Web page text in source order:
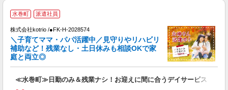
水巻町 派遣社員
株式会社kotrio /●FK-H-2028574
＼子育てママ・パパ活躍中／見守りやリハビリ
補助など！残業なし・土日休みも相談OKで家
庭と両立◎
≪水巻町≫日勤のみ＆残業ナシ！お迎えに間に合うデイサービス